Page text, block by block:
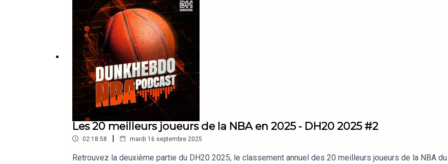
classé #1 - 1:39:58Le DH20 à travers les années et l'avenir - 2:09:31Le coup de gueule de Ben -
Les 20 meilleurs joueurs de la NBA en 2025 - DH20 2025 #2
02:18:58 | mardi 16 septembre 2025
Retrouvez la deuxième partie du DH20 2025, le classement annuel des 20 meilleurs joueurs de la NBA